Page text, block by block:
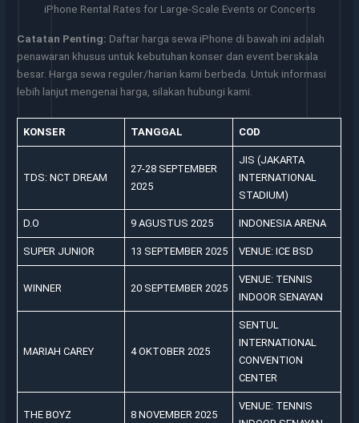
iPhone Rental Rates for Large-Scale Events or Concerts
Catatan Penting: Daftar harga sewa iPhone di bawah ini adalah
penawaran khusus untuk kebutuhan konser dan event berskala
besar. Harga sewa reguler/harian kami berbeda. Untuk informasi
lebih lanjut mengenai harga, silakan hubungi kami.
KONSER TANGGAL COD
TDS: NCT DREAM
27-28 SEPTEMBER
2025
JIS (JAKARTA
INTERNATIONAL
STADIUM)
D.O 9 AGUSTUS 2025 INDONESIA ARENA
SUPER JUNIOR 13 SEPTEMBER 2025 VENUE: ICE BSD
WINNER 20 SEPTEMBER 2025
VENUE: TENNIS
INDOOR SENAYAN
MARIAH CAREY 4 OKTOBER 2025
SENTUL
INTERNATIONAL
CONVENTION
CENTER
THE BOYZ 8 NOVEMBER 2025
VENUE: TENNIS